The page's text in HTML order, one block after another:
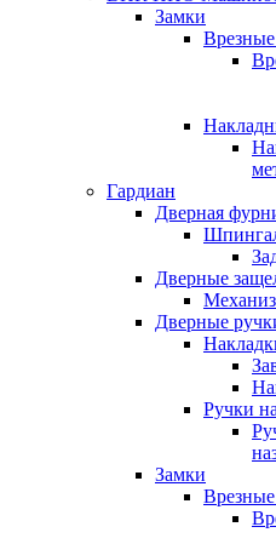
Замки
Гардиан
Дверная
Дверные
Дверные
Ручки
Замки